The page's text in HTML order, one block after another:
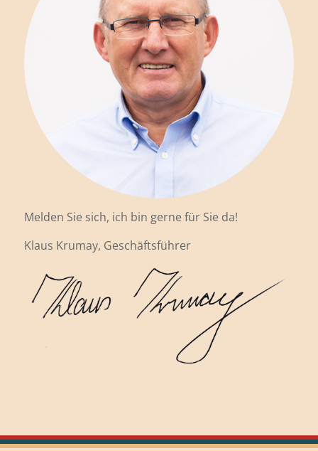
Melden Sie sich, ich bin gerne für Sie da!
Klaus Krumay, Geschäftsführer